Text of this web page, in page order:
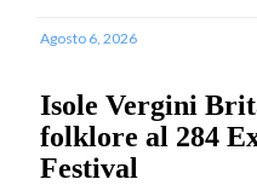
Agosto 6, 2026
Isole Vergini
folklore al 284
Festival